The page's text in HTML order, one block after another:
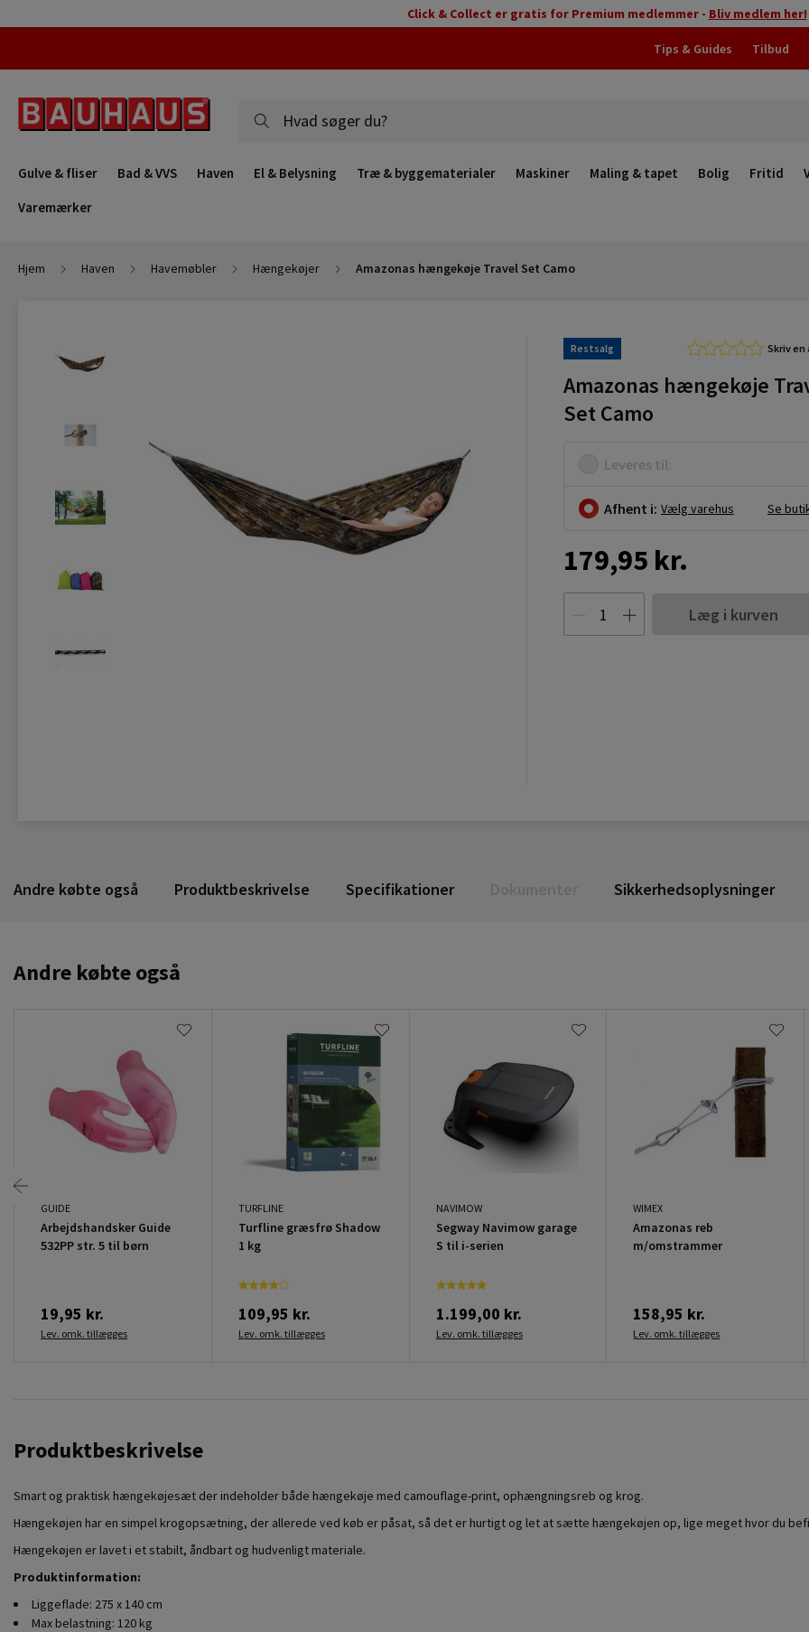
Click & Collect er gratis for Premium medlemmer - Bliv medlem her!
Tips & Guides Tilbud
Gulve & fliser Bad & VVS Haven El & Belysning Træ & byggematerialer Maskiner Maling & tapet Bolig Fritid
Varemærker
Hjem Haven Havemøbler Hængekøjer Amazonas hængekøje Travel Set Camo
Restsalg Skriv
Amazonas hængekøje
Set Camo
Leveres til:
Afhent i: Vælg varehus Se
179,95 kr.
Læg i kurven
Andre købte også Produktbeskrivelse Specifikationer Sikkerhedsoplysninger
Andre købte også
GUIDE
Arbejdshandsker Guide
532PP str. 5 til børn
19,95 kr.
Lev. omk. tillægges
TURFLINE
Turfline græsfrø Shadow
1 kg
109,95 kr.
Lev. omk. tillægges
NAVIMOW
Segway Navimow garage
S til i-serien
1.199,00 kr.
Lev. omk. tillægges
WIMEX
Amazonas reb
m/omstrammer
158,95 kr.
Lev. omk. tillægges
Produktbeskrivelse
Smart og praktisk hængekøjesæt der indeholder både hængekøje med camouflage-print, ophængningsreb og krog.
Hængekøjen har en simpel krogopsætning, der allerede ved køb er påsat, så det er hurtigt og let at sætte hængekøjen op, lige meget hvor du
Hængekøjen er lavet i et stabilt, åndbart og hudvenligt materiale.
Produktinformation:
Liggeflade: 275 x 140 cm
Max belastning: 120 kg